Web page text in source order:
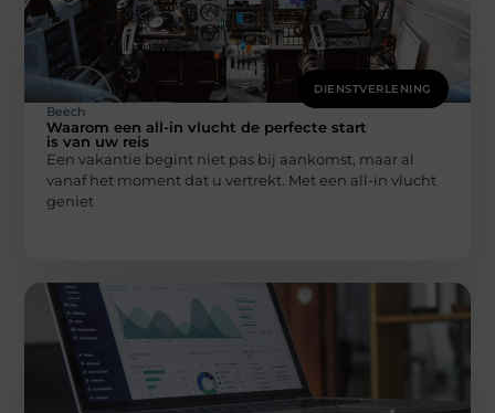
DIENSTVERLENING
Beech
Waarom een all-in vlucht de perfecte start
is van uw reis
Een vakantie begint niet pas bij aankomst, maar al
vanaf het moment dat u vertrekt. Met een all-in vlucht
geniet